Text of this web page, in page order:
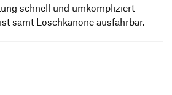
schnell und umkompliziert
samt Löschkanone ausfahrbar.